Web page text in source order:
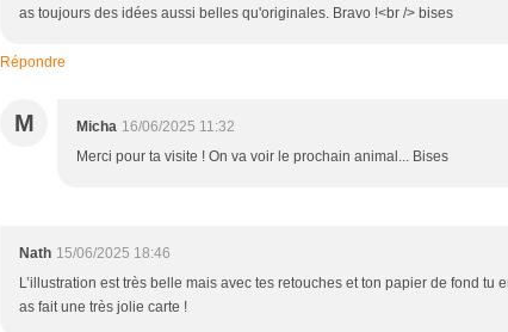
as toujours des idées aussi belles qu'originales. Bravo !<br /> bises
Répondre
M Micha 16/06/2025 11:32
Merci pour ta visite ! On va voir le prochain animal... Bises
Nath 15/06/2025 18:46
L’illustration est très belle mais avec tes retouches et ton papier de fond tu
as fait une très jolie carte !